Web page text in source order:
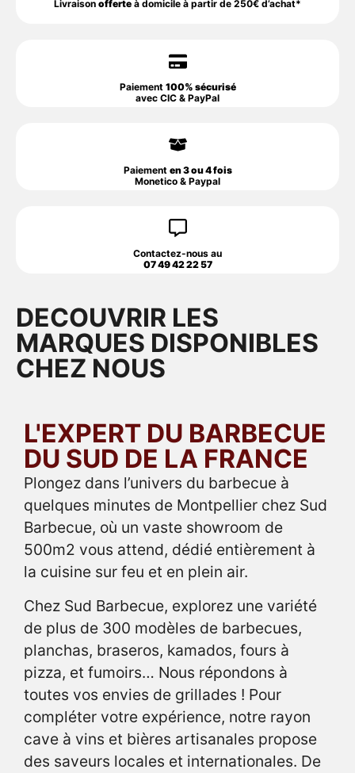
Livraison offerte à domicile à partir de 250€ d’achat*
Paiement 100% sécurisé
avec CIC & PayPal
Paiement en 3 ou 4 fois
Monetico & Paypal
Contactez-nous au
07 49 42 22 57
DECOUVRIR LES
MARQUES DISPONIBLES
CHEZ NOUS
L'EXPERT DU BARBECUE
DU SUD DE LA FRANCE
Plongez dans l’univers du barbecue à
quelques minutes de Montpellier chez Sud
Barbecue, où un vaste showroom de
500m2 vous attend, dédié entièrement à
la cuisine sur feu et en plein air.
Chez Sud Barbecue, explorez une variété
de plus de 300 modèles de barbecues,
planchas, braseros, kamados, fours à
pizza, et fumoirs… Nous répondons à
toutes vos envies de grillades ! Pour
compléter votre expérience, notre rayon
cave à vins et bières artisanales propose
des saveurs locales et internationales. De